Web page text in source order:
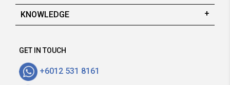
KNOWLEDGE
GET IN TOUCH
+6012 531 8161